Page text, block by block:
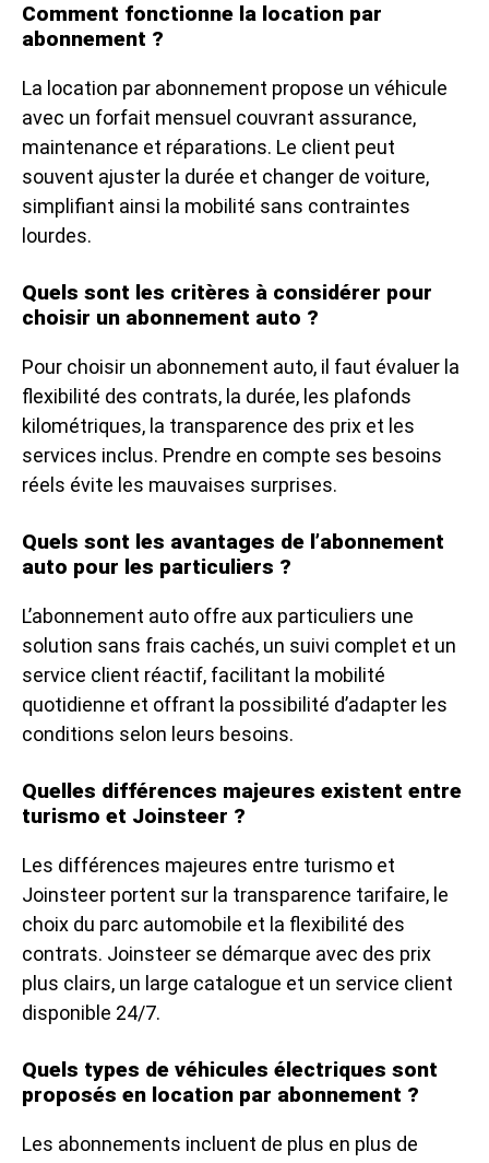
Comment fonctionne la location par
abonnement ?
La location par abonnement propose un véhicule
avec un forfait mensuel couvrant assurance,
maintenance et réparations. Le client peut
souvent ajuster la durée et changer de voiture,
simplifiant ainsi la mobilité sans contraintes
lourdes.
Quels sont les critères à considérer pour
choisir un abonnement auto ?
Pour choisir un abonnement auto, il faut évaluer la
flexibilité des contrats, la durée, les plafonds
kilométriques, la transparence des prix et les
services inclus. Prendre en compte ses besoins
réels évite les mauvaises surprises.
Quels sont les avantages de l’abonnement
auto pour les particuliers ?
L’abonnement auto offre aux particuliers une
solution sans frais cachés, un suivi complet et un
service client réactif, facilitant la mobilité
quotidienne et offrant la possibilité d’adapter les
conditions selon leurs besoins.
Quelles différences majeures existent entre
turismo et Joinsteer ?
Les différences majeures entre turismo et
Joinsteer portent sur la transparence tarifaire, le
choix du parc automobile et la flexibilité des
contrats. Joinsteer se démarque avec des prix
plus clairs, un large catalogue et un service client
disponible 24/7.
Quels types de véhicules électriques sont
proposés en location par abonnement ?
Les abonnements incluent de plus en plus de